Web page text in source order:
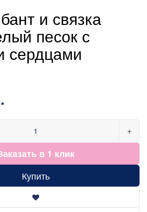
и связка
песок с
сердцами
+
в 1 клик
Купить